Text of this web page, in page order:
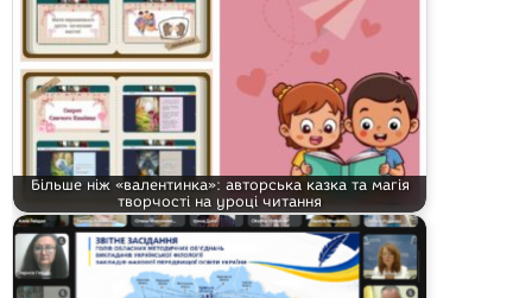
Більше ніж «валентинка»: авторська казка та магія
творчості на уроці читання